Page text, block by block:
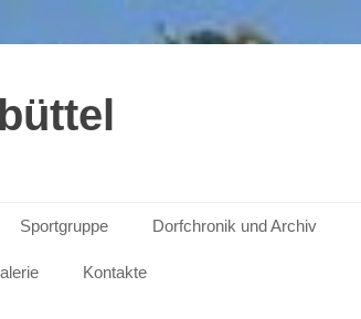
Sportgruppe Dorfchronik und Archiv
Kontakte